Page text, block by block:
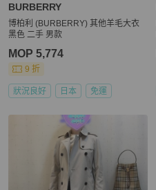
BURBERRY
博柏利 (BURBERRY) 其他羊毛大衣
黑色 二手 男款
MOP 5,774
9 折
狀況良好 日本 免運